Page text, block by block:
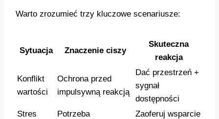
Warto zrozumieć trzy kluczowe scenariusze:
Sytuacja Znaczenie ciszy
Skuteczna
reakcja
Konflikt
wartości
Ochrona przed
impulsywną reakcją
Dać przestrzeń +
sygnał
dostępności
Stres
Potrzeba
Zaoferuj wsparcie